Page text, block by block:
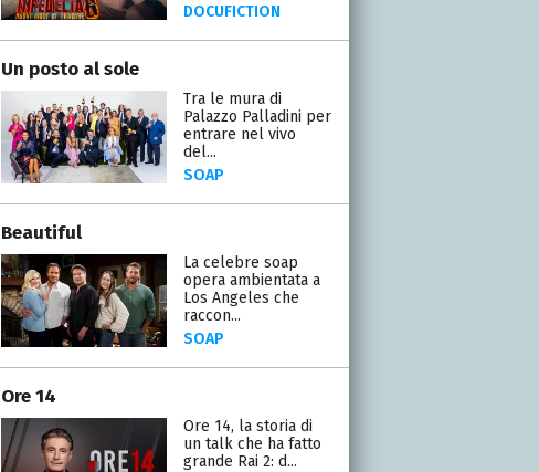
DOCUFICTION
Un posto al sole
Tra le mura di
Palazzo Palladini per
entrare nel vivo
del...
SOAP
Beautiful
La celebre soap
opera ambientata a
Los Angeles che
raccon...
SOAP
Ore 14
Ore 14, la storia di
un talk che ha fatto
grande Rai 2: d...